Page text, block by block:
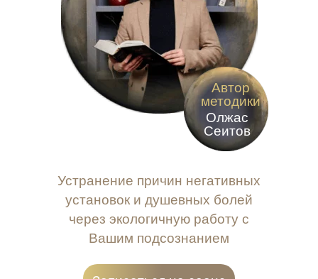
Устранение причин негативных
установок и душевных болей
через экологичную работу с
Вашим подсознанием
Олжас
Сеитов
Автор
методики